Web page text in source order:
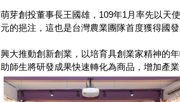
萌芽創投董事長王國雄，109年1月率先以天
元的挹注，這也是台灣農業團隊首度獲得國發
興大推動創新創業，以培育具創業家精神的
助師生將研發成果快速轉化為商品，增加產